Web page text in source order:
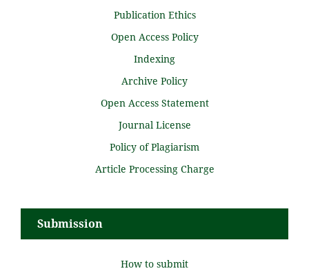
Publication Ethics
Open Access Policy
Indexing
Archive Policy
Open Access Statement
Journal License
Policy of Plagiarism
Article Processing Charge
Submission
How to submit